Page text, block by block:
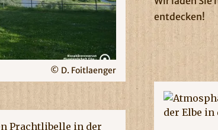
entdecken!
© D. Foitlaenger